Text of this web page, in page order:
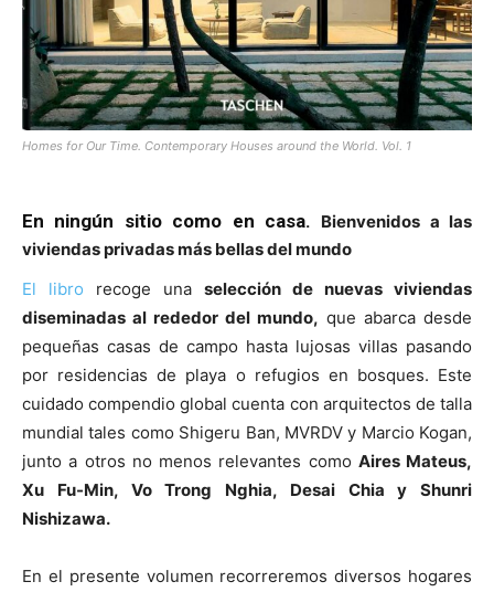
Homes for Our Time. Contemporary Houses around the World. Vol. 1
En ningún sitio como en casa. Bienvenidos a las
viviendas privadas más bellas del mundo
El libro recoge una selección de nuevas viviendas
diseminadas al rededor del mundo, que abarca desde
pequeñas casas de campo hasta lujosas villas pasando
por residencias de playa o refugios en bosques. Este
cuidado compendio global cuenta con arquitectos de talla
mundial tales como Shigeru Ban, MVRDV y Marcio Kogan,
junto a otros no menos relevantes como Aires Mateus,
Xu Fu-Min, Vo Trong Nghia, Desai Chia y Shunri
Nishizawa.
En el presente volumen recorreremos diversos hogares